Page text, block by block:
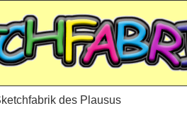
des Plausus